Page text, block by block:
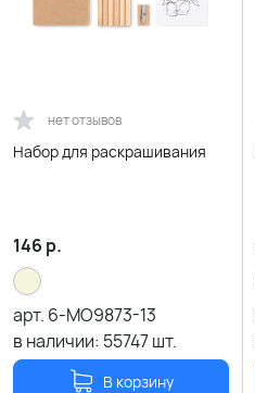
нет отзывов
Набор для раскрашивания
146 р.
арт. 6-MO9873-13
в наличии: 55747шт.
В корзину